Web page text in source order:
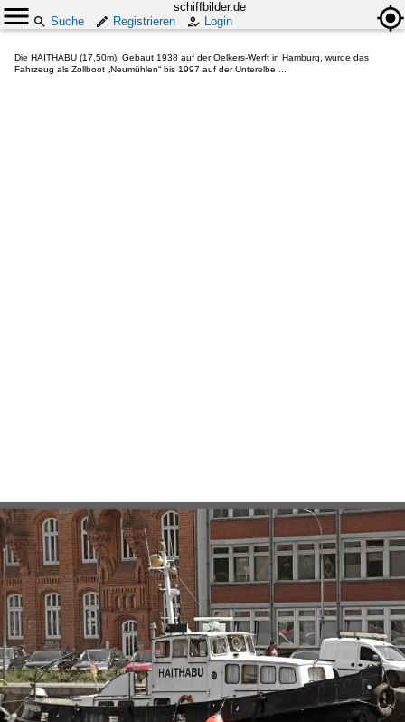
schiffbilder.de
Suche
Registrieren Login
Die HAITHABU (17,50m). Gebaut 1938 auf der Oelkers-Werft in Hamburg, wurde das
Fahrzeug als Zollboot „Neumühlen“ bis 1997 auf der Unterelbe ...